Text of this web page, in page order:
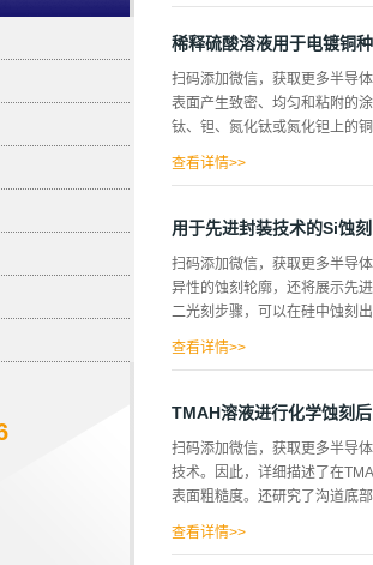
稀释硫酸溶液用于电镀铜
扫码添加微信，获取更多半导
表面产生致密、均匀和粘附的
钛、钽、氮化钛或氮化钽上的
子层上形成的天然铜氧化物来
来进行用于去除膜表面有机物
理60 s的薄膜浸泡在稀H2SO4
三次，持续20秒，并在连续N2
测量铜种子层的变化表面。使
查看详情>>
用于先进封装技术的Si蚀刻
扫码添加微信，获取更多半导
异性的蚀刻轮廓，还将展示先
二光刻步骤，可以在硅中蚀刻
约250 微米深度的硅特征，在
作为室压、阴极射频功率和
和硅对光刻胶的蚀刻选择性显
较低压力下反应物受限，这种
子能量和等离子体的强烈依赖
查看详情>>
TMAH溶液进行化学蚀刻
扫码添加微信，获取更多半导
技术。因此，详细描述了在
表面粗糙度。还研究了沟道底
查看详情>>